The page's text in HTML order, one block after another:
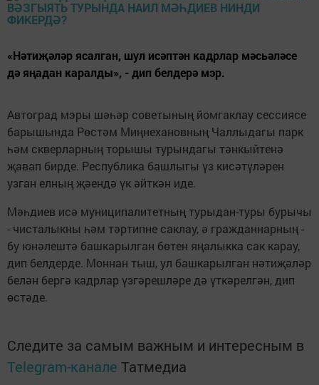
«Нәтиҗәләр ясалган, шул исәптән кадрлар мәсьәләсе
дә яңадан каралды», - дип белдерә мэр.
Автоград мэры шәһәр советының йомгаклау сессиясе
барышында Рөстәм Миңнехановның Чаллыдагы парк
һәм скверларның торышы турындагы тәнкыйтенә
җавап бирде. Республика башлыгы үз кисәтүләрен
узган елның җәендә үк әйткән иде.
Мәһдиев исә муниципалитетның турыдан-туры бурычы
- чисталыкны һәм тәртипне саклау, ә гражданнарның -
бу юнәлештә башкарылган бөтен яңалыкка сак карау,
дип белдерде. Моннан тыш, ул башкарылган нәтиҗәләр
белән бергә кадрлар үзгәрешләре дә үткәрелгән, дип
өстәде.
Следите за самым важным и интересным в
Telegram-канале Татмедиа